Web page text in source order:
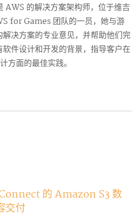
的解决方案架构师，位于维吉
for Games 团队的一员，她与游
决方案的专业意见，并帮助他们完
件设计和开发的背景，指导客户在
方面的最佳实践。
的 Amazon S3 数
交付